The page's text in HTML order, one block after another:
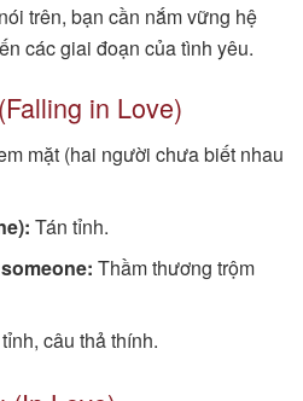
trên, bạn cần nắm vững hệ
các giai đoạn của tình yêu.
in Love)
mặt (hai người chưa biết nhau
Tán tỉnh.
Thầm thương trộm
câu thả thính.